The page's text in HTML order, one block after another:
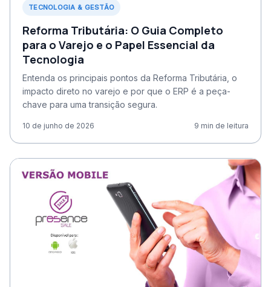
TECNOLOGIA & GESTÃO
Reforma Tributária: O Guia Completo
para o Varejo e o Papel Essencial da
Tecnologia
Entenda os principais pontos da Reforma Tributária, o
impacto direto no varejo e por que o ERP é a peça-
chave para uma transição segura.
10 de junho de 2026 9 min de leitura